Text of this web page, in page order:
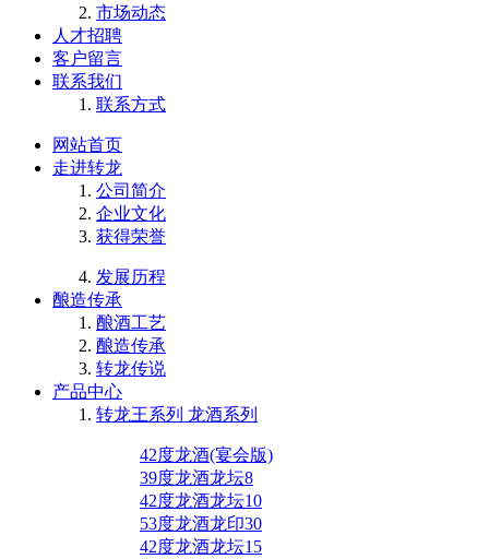
市场动态
人才招聘
客户留言
联系我们
联系方式
网站首页
走进转龙
公司简介
企业文化
获得荣誉
发展历程
酿造传承
酿酒工艺
酿造传承
转龙传说
产品中心
转龙王系列 龙酒系列
42度龙酒(宴会版)
39度龙酒龙坛8
42度龙酒龙坛10
53度龙酒龙印30
42度龙酒龙坛15